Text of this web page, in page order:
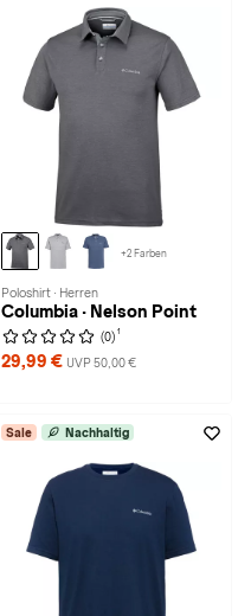
+2 Farben
Poloshirt · Herren
Columbia · Nelson Point
(0) 1
29,99 € UVP 50,00 €
Sale Nachhaltig